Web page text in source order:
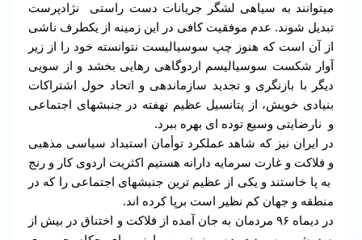
میتوانند به سیاهی لشگر جریانات دست راستی نژادپرست
تبدیل شوند. عدم موفقیت کافی در این زمینه از یکطرف ناشی
از آن است که هنوز چپ سوسیالیست نتوانسته خود را از زیر
آوار شکست سوسیالیسم اردوگاهی رهایی بخشد و از سویی
دیگر با بازنگری و تجدید سازماندهی و اتحاد حول اشتراکات
بنیادی خویش، از پتانسیل عظیم نهفته در جنبشهای اجتماعی
و نارضایتی وسیع توده ای بهره ببرد.
در ایران نیز که شاهد عملکرد توأمان استبداد سیاسی مذهبی
و فلاکت و غارت سرمایه دارانه هستیم اکثریت اردوی کار و رنج
به پا خاستند و یکی از عظیم ترین جنبشهای اجتماعی را که در
منطقه و جهان کم نظیر است برپا کرده اند.
در دیماه ۹۶ مردمان به جان آمده از فلاکت و اختناق در بیش از